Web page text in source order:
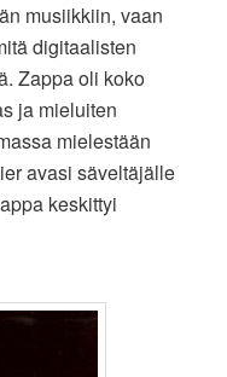
musiikkiin, vaan
digitaalisten
Zappa oli koko
ja mieluiten
mielestään
avasi säveltäjälle
keskittyi